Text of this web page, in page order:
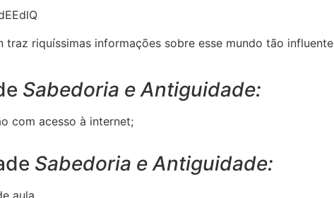
riquíssimas informações sobre esse mundo tão influente
Sabedoria e Antiguidade:
com acesso à internet;
Sabedoria e Antiguidade:
aula.